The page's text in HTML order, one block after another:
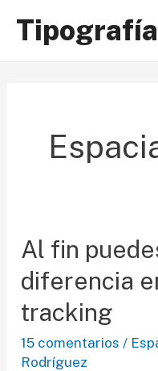
Al fin
diferencia
tracking
15 comentarios /
Rodríguez